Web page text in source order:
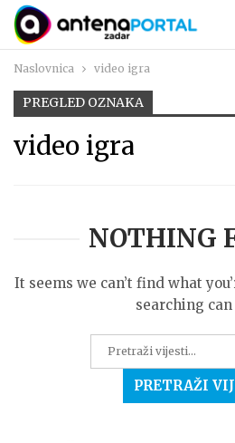
Naslovnica video igra
PREGLED OZNAKA
video igra
NOTHING
It seems we can’t find what
searching can